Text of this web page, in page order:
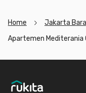
Home Jakarta
Apartemen Mediterania